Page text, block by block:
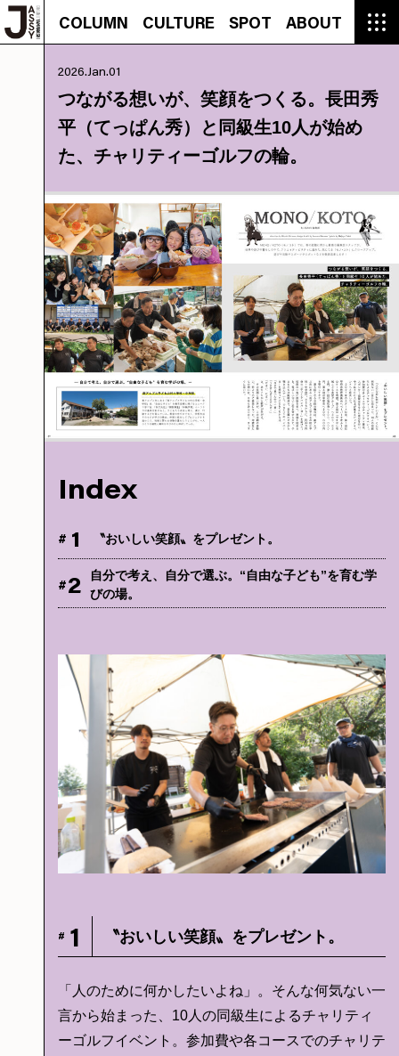
COLUMN CULTURE SPOT ABOUT
COLUMN
SNAP
TRIP BLOG
CULTURE
SPOT
ENTERTAINMENT
LIFESTYLE
ABOUT
CONTACT
OFFER
2026.Jan.01
つながる想いが、笑顔をつくる。長田秀
平（てっぱん秀）と同級生10人が始め
た、チャリティーゴルフの輪。
Index
# 1 〝おいしい笑顔〟をプレゼント。
#2
自分で考え、自分で選ぶ。“自由な子ども”を育む学
びの場。
# 1 〝おいしい笑顔〟をプレゼント。
「人のために何かしたいよね」。そんな何気ない一
言から始まった、10人の同級生によるチャリティ
ーゴルフイベント。参加費や各コースでのチャリテ